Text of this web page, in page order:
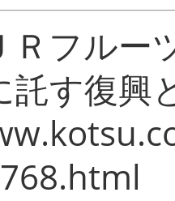
フルー
す復興